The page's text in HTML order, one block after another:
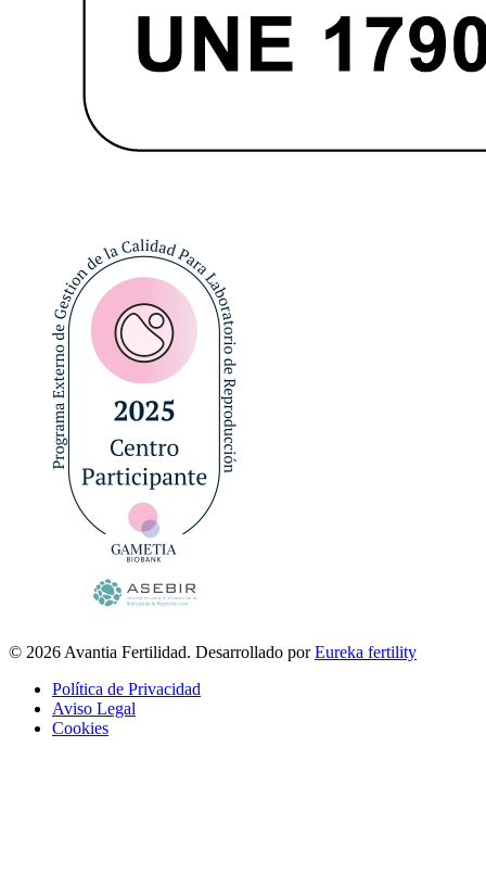
© 2026 Avantia Fertilidad. Desarrollado porEureka fertility
Política de Privacidad
Aviso Legal
Cookies